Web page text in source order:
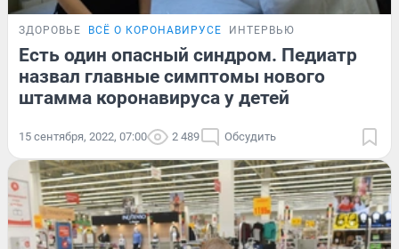
ЗДОРОВЬЕ ВСЁ О КОРОНАВИРУСЕ ИНТЕРВЬЮ
Есть один опасный синдром. Педиатр
назвал главные симптомы нового
штамма коронавируса у детей
15 сентября, 2022, 07:00 2 489 Обсудить